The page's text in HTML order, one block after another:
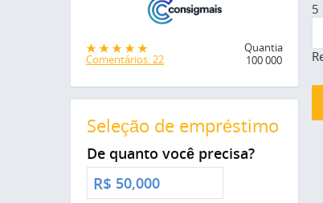
5
Comentários: 22
Quantia
100 000
Seleção de empréstimo
De quanto você precisa?
R$